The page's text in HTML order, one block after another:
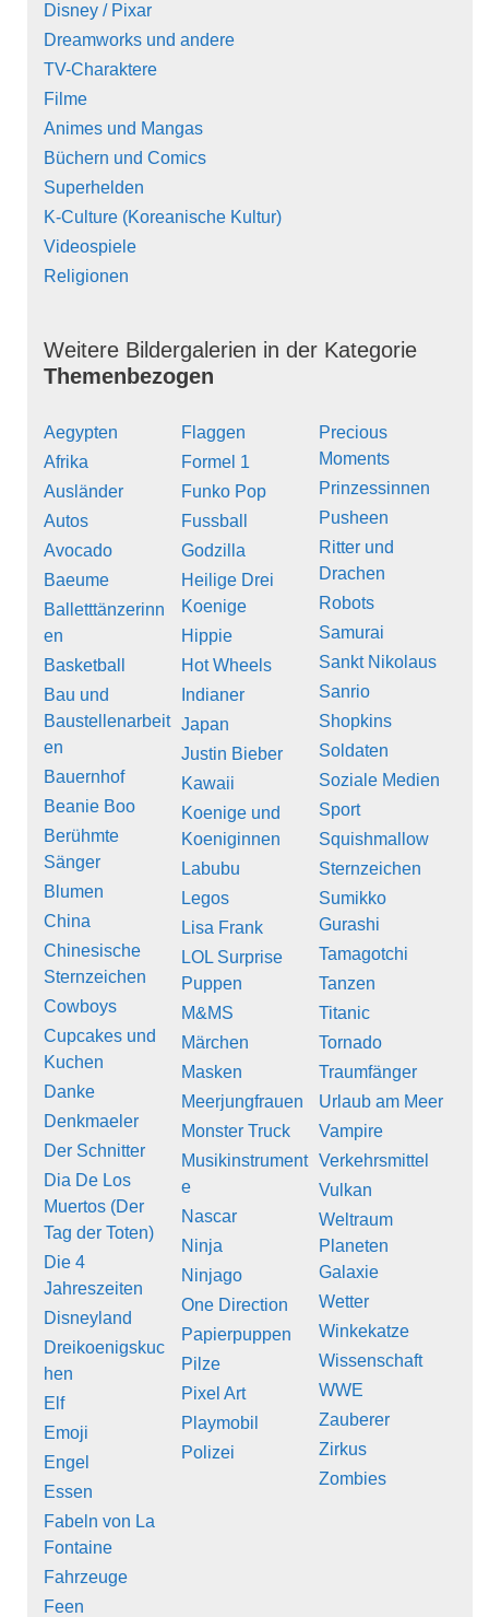
Disney / Pixar
Dreamworks und andere
TV-Charaktere
Filme
Animes und Mangas
Büchern und Comics
Superhelden
K-Culture (Koreanische Kultur)
Videospiele
Religionen
Weitere Bildergalerien in der Kategorie
Themenbezogen
Aegypten
Afrika
Ausländer
Autos
Avocado
Baeume
Balletttänzerinn
en
Basketball
Bau und
Baustellenarbeit
en
Bauernhof
Beanie Boo
Berühmte
Sänger
Blumen
China
Chinesische
Sternzeichen
Cowboys
Cupcakes und
Kuchen
Danke
Denkmaeler
Der Schnitter
Dia De Los
Muertos (Der
Tag der Toten)
Die 4
Jahreszeiten
Disneyland
Dreikoenigskuc
hen
Elf
Emoji
Engel
Essen
Fabeln von La
Fontaine
Fahrzeuge
Feen
Flaggen
Formel 1
Funko Pop
Fussball
Godzilla
Heilige Drei
Koenige
Hippie
Hot Wheels
Indianer
Japan
Justin Bieber
Kawaii
Koenige und
Koeniginnen
Labubu
Legos
Lisa Frank
LOL Surprise
Puppen
M&MS
Märchen
Masken
Meerjungfrauen
Monster Truck
Musikinstrument
e
Nascar
Ninja
Ninjago
One Direction
Papierpuppen
Pilze
Pixel Art
Playmobil
Polizei
Precious
Moments
Prinzessinnen
Pusheen
Ritter und
Drachen
Robots
Samurai
Sankt Nikolaus
Sanrio
Shopkins
Soldaten
Soziale Medien
Sport
Squishmallow
Sternzeichen
Sumikko
Gurashi
Tamagotchi
Tanzen
Titanic
Tornado
Traumfänger
Urlaub am Meer
Vampire
Verkehrsmittel
Vulkan
Weltraum
Planeten
Galaxie
Wetter
Winkekatze
Wissenschaft
WWE
Zauberer
Zirkus
Zombies